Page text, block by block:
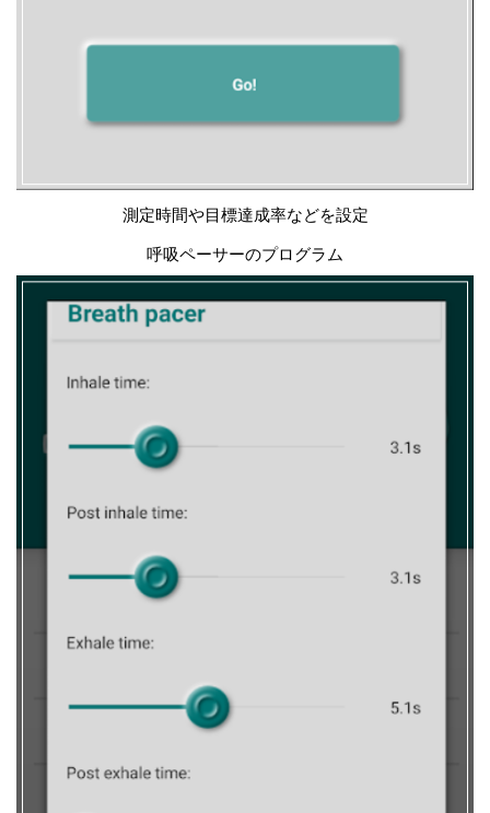
測定時間や目標達成率などを設定
呼吸ペーサーのプログラム